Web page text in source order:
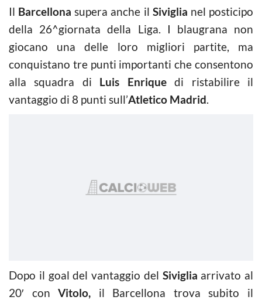
Il Barcellona supera anche il Siviglia nel posticipo
della 26^giornata della Liga. I blaugrana non
giocano una delle loro migliori partite, ma
conquistano tre punti importanti che consentono
alla squadra di Luis Enriquedi ristabilire il
vantaggio di 8 punti sull’Atletico Madrid.
Dopo il goal del vantaggio del Siviglia arrivato al
20′ conVitolo, il Barcellona trova subito il